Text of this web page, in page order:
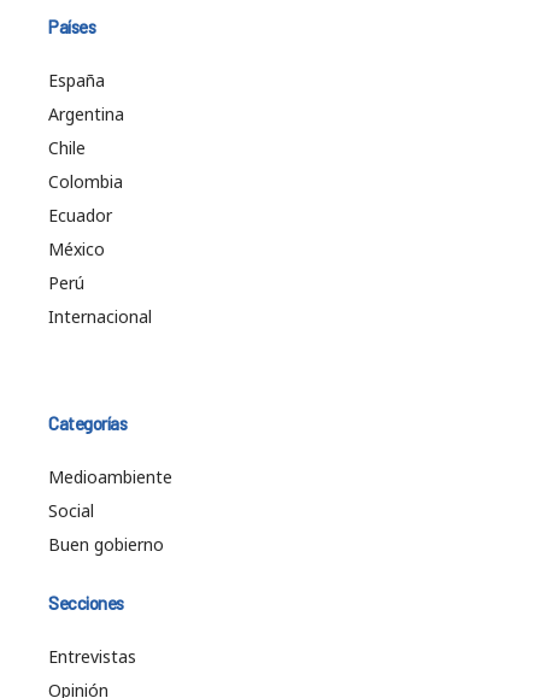
Países
España
Argentina
Chile
Colombia
Ecuador
México
Perú
Internacional
Categorías
Medioambiente
Social
Buen gobierno
Secciones
Entrevistas
Opinión